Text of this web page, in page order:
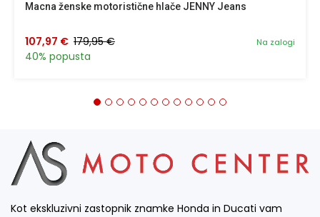
Macna ženske motoristične hlače JENNY Jeans
Na zalogi
107,97 € 179,95 €
40% popusta
Kot ekskluzivni zastopnik znamke Honda in Ducati vam